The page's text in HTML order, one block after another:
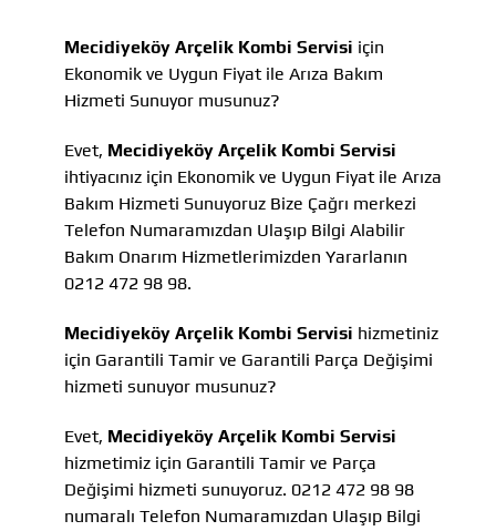
Mecidiyeköy Arçelik Kombi Servisi için
Ekonomik ve Uygun Fiyat ile Arıza Bakım
Hizmeti Sunuyor musunuz?
Evet, Mecidiyeköy Arçelik Kombi Servisi
ihtiyacınız için Ekonomik ve Uygun Fiyat ile Arıza
Bakım Hizmeti Sunuyoruz Bize Çağrı merkezi
Telefon Numaramızdan Ulaşıp Bilgi Alabilir
Bakım Onarım Hizmetlerimizden Yararlanın
0212 472 98 98.
Mecidiyeköy Arçelik Kombi Servisi hizmetiniz
için Garantili Tamir ve Garantili Parça Değişimi
hizmeti sunuyor musunuz?
Evet, Mecidiyeköy Arçelik Kombi Servisi
hizmetimiz için Garantili Tamir ve Parça
Değişimi hizmeti sunuyoruz. 0212 472 98 98
numaralı Telefon Numaramızdan Ulaşıp Bilgi